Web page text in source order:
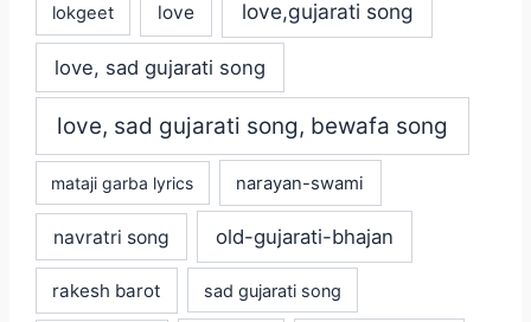
lokgeet love love,gujarati song
love, sad gujarati song
love, sad gujarati song, bewafa song
mataji garba lyrics narayan-swami
navratri song old-gujarati-bhajan
rakesh barot sad gujarati song